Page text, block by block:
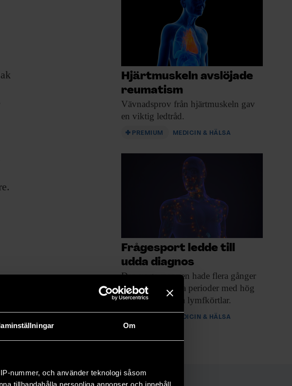
Om
nummer, och använder teknologi såsom
tillhandahålla personliga annonser och innehåll,
Hjärtmuskeln avslöjade
reumatism
Vävnadsprov från hjärtmuskeln gav
en viktig ledtråd.
PREMIUM MEDICIN & HÄLSA
Frågesport ledde till
udda diagnos
Den unga mannen hade flera gånger
drabbats av långa perioder med hög
feber och svullna lymfkörtlar.
MEDICIN & HÄLSA